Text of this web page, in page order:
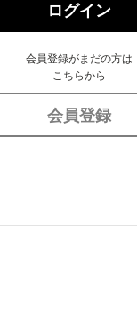
ログイン
会員登録がまだの方は
こちらから
会員登録